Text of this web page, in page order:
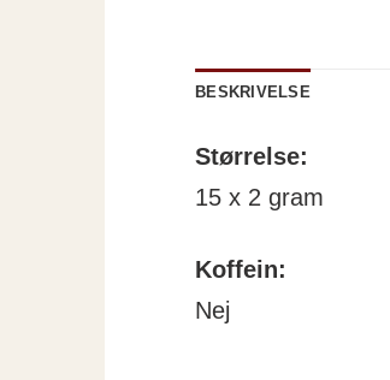
BESKRIVELSE
Størrelse:
15 x 2 gram
Koffein:
Nej